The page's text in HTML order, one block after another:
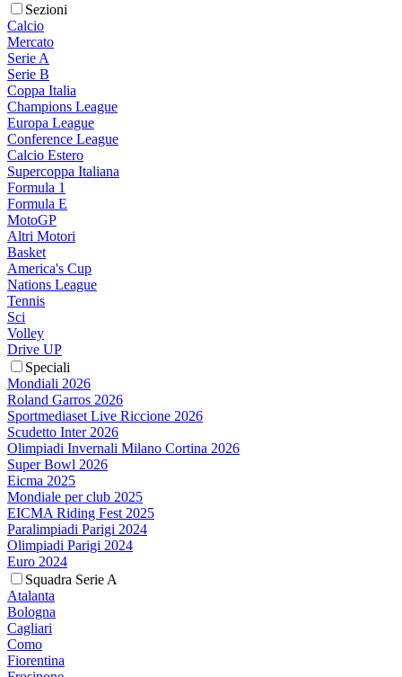
Sezioni
Calcio
Mercato
Serie A
Serie B
Coppa Italia
Champions League
Europa League
Conference League
Calcio Estero
Supercoppa Italiana
Formula 1
Formula E
MotoGP
Altri Motori
Basket
America's Cup
Nations League
Tennis
Sci
Volley
Drive UP
Speciali
Mondiali 2026
Roland Garros 2026
Sportmediaset Live Riccione 2026
Scudetto Inter 2026
Olimpiadi Invernali Milano Cortina 2026
Super Bowl 2026
Eicma 2025
Mondiale per club 2025
EICMA Riding Fest 2025
Paralimpiadi Parigi 2024
Olimpiadi Parigi 2024
Euro 2024
Squadra Serie A
Atalanta
Bologna
Cagliari
Como
Fiorentina